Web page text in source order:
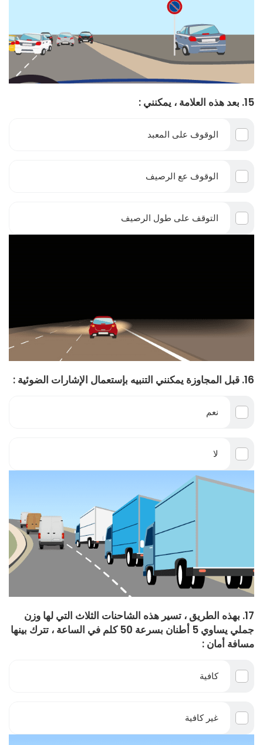
15. بعد هذه العلامة ، يمكنني :
الوقوف على المعبد
الوقوف عع الرصيف
التوقف على طول الرصيف
16. قبل المجاوزة يمكنني التنبيه بإستعمال الإشارات الضوئية :
نعم
لا
17. بهذه الطريق ، تسير هذه الشاحنات الثلاث التي لها وزن
جملي يساوي 5 أطنان بسرعة 50 كلم في الساعة ، تترك بينها
مسافة أمان :
كافية
غير كافية